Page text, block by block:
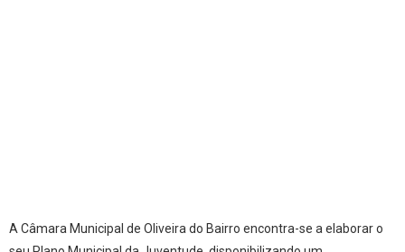
A Câmara Municipal de Oliveira do Bairro encontra-se a elaborar o